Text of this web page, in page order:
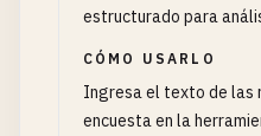
estructurado para
CÓMO USARLO
Ingresa el texto de las
encuesta en la